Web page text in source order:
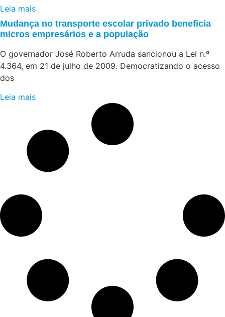
Leia mais
Mudança no transporte escolar privado beneficia
micros empresários e a população
O governador José Roberto Arruda sancionou a Lei n.º
4.364, em 21 de julho de 2009. Democratizando o acesso
dos
Leia mais